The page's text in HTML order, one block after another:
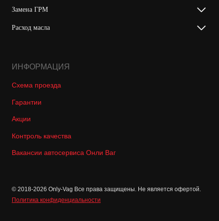
Замена ГРМ
Расход масла
ИНФОРМАЦИЯ
Схема проезда
Гарантии
Акции
Контроль качества
Вакансии автосервиса Онли Ваг
© 2018-2026 Only-Vag Все права защищены. Не является офертой.
Политика конфиденциальности